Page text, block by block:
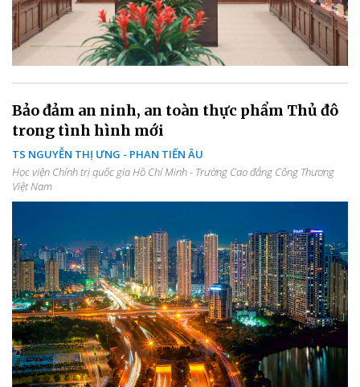
Bảo đảm an ninh, an toàn thực phẩm Thủ đô
trong tình hình mới
TS NGUYỄN THỊ ƯNG - PHAN TIẾN ÂU
Học viện Chính trị quốc gia Hồ Chí Minh - Trường Cao đẳng Công Thương
Việt Nam